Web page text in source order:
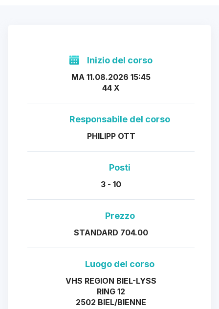
Inizio del corso
MA 11.08.2026 15:45
44 X
Responsabile del corso
PHILIPP OTT
Posti
3 - 10
Prezzo
STANDARD 704.00
Luogo del corso
VHS REGION BIEL-LYSS
RING 12
2502 BIEL/BIENNE